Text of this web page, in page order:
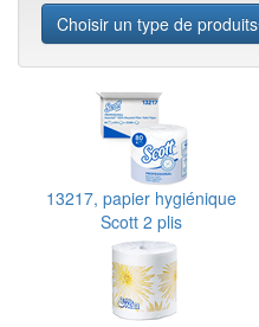
Choisir un type de produits
13217, papier hygiénique
Scott 2 plis